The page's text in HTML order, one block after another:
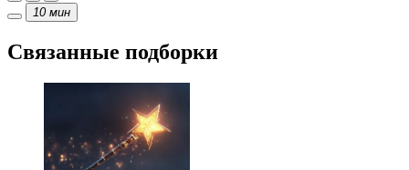
10 мин
Связанные подборки